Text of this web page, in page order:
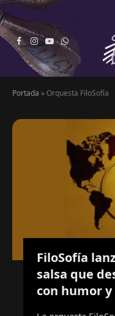
Facebook
Instagram
YouTubeWhatsApp
Portada » Orquesta FiloSofía
FiloSofía
salsa que
con humor